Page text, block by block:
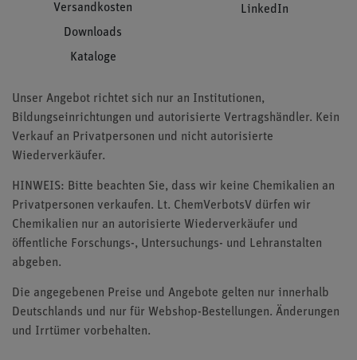
Versandkosten
Downloads
Kataloge
LinkedIn
Unser Angebot richtet sich nur an Institutionen,
Bildungseinrichtungen und autorisierte Vertragshändler. Kein
Verkauf an Privatpersonen und nicht autorisierte
Wiederverkäufer.
HINWEIS: Bitte beachten Sie, dass wir keine Chemikalien an
Privatpersonen verkaufen. Lt. ChemVerbotsV dürfen wir
Chemikalien nur an autorisierte Wiederverkäufer und
öffentliche Forschungs-, Untersuchungs- und Lehranstalten
abgeben.
Die angegebenen Preise und Angebote gelten nur innerhalb
Deutschlands und nur für Webshop-Bestellungen. Änderungen
und Irrtümer vorbehalten.